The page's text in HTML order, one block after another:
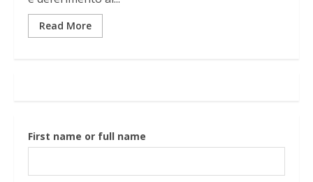
Read More
First name or full name